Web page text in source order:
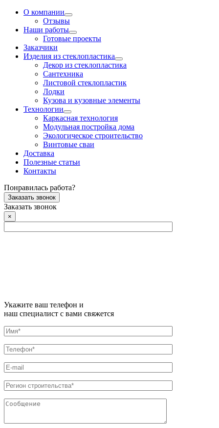
О компании
Отзывы
Наши работы
Готовые проекты
Заказчики
Изделия из стеклопластика
Декор из стеклопластика
Сантехника
Листовой стеклопластик
Лодки
Кузова и кузовные элементы
Технологии
Каркасная технология
Модульная постройка дома
Экологическое строительство
Винтовые сваи
Доставка
Полезные статьи
Контакты
Понравилась работа?
Заказать звонок
Заказать звонок
×
Укажите ваш телефон и
наш специалист с вами свяжется